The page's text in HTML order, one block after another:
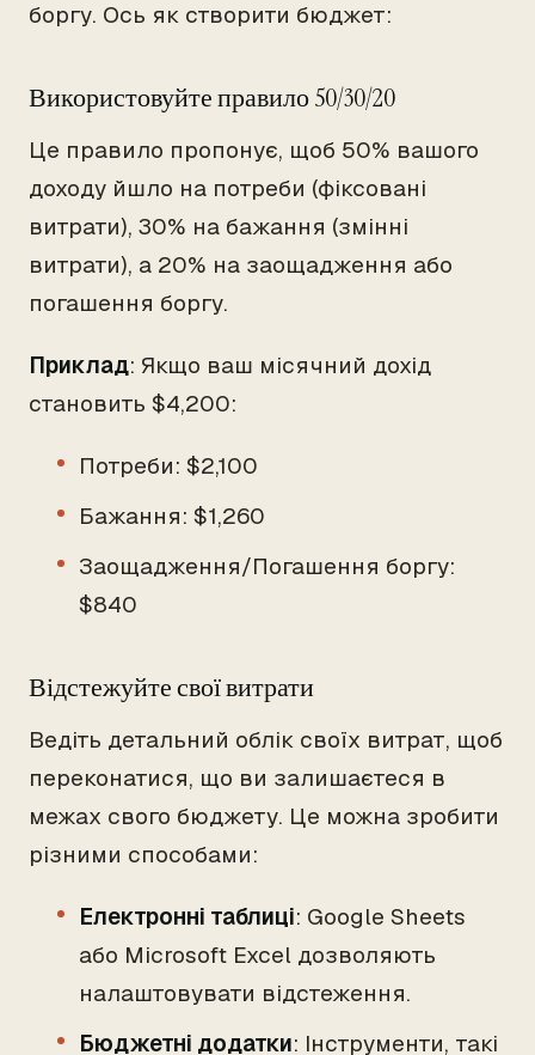
боргу. Ось як створити бюджет:
Використовуйте правило 50/30/20
Це правило пропонує, щоб 50% вашого
доходу йшло на потреби (фіксовані
витрати), 30% на бажання (змінні
витрати), а 20% на заощадження або
погашення боргу.
Приклад: Якщо ваш місячний дохід
становить $4,200:
Потреби: $2,100
Бажання: $1,260
Заощадження/Погашення боргу:
$840
Відстежуйте свої витрати
Ведіть детальний облік своїх витрат, щоб
переконатися, що ви залишаєтеся в
межах свого бюджету. Це можна зробити
різними способами:
Електронні таблиці: Google Sheets
або Microsoft Excel дозволяють
налаштовувати відстеження.
Бюджетні додатки: Інструменти, такі